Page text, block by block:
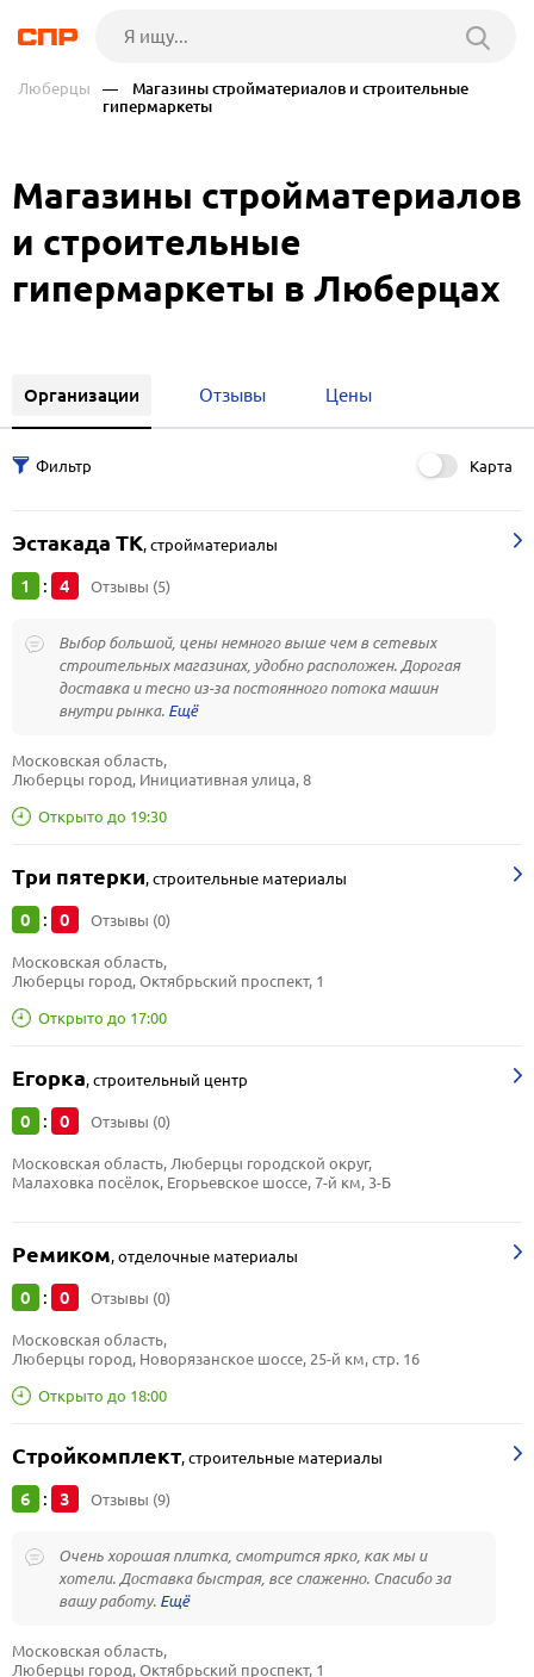
Люберцы
— Магазины стройматериалов и строительные
гипермаркеты
Магазины стройматериалов
и строительные
гипермаркеты в Люберцах
Организации Отзывы Цены
Карта
Эстакада ТК,стройматериалы
1 : 4 Отзывы (5)
Выбор большой, цены немного выше чем в сетевых
строительных магазинах, удобно расположен. Дорогая
доставка и тесно из-за постоянного потока машин
внутри рынка.
Открыто до 19:30
Московская область,
Люберцы город, Инициативная улица, 8
Три пятерки,строительные материалы
0 : 0 Отзывы (0)
Открыто до 17:00
Московская область,
Люберцы город, Октябрьский проспект, 1
Егорка,строительный центр
0 : 0 Отзывы (0)
Московская область, Люберцы городской округ,
Малаховка посёлок, Егорьевское шоссе, 7-й км, 3-Б
Ремиком,отделочные материалы
0 : 0 Отзывы (0)
Открыто до 18:00
Московская область,
Люберцы город, Новорязанское шоссе, 25-й км, стр. 16
Стройкомплект,строительные материалы
6 : 3 Отзывы (9)
Очень хорошая плитка, смотрится ярко, как мы и
хотели. Доставка быстрая, все слаженно. Спасибо за
вашу работу.
Московская область,
Люберцы город, Октябрьский проспект, 1